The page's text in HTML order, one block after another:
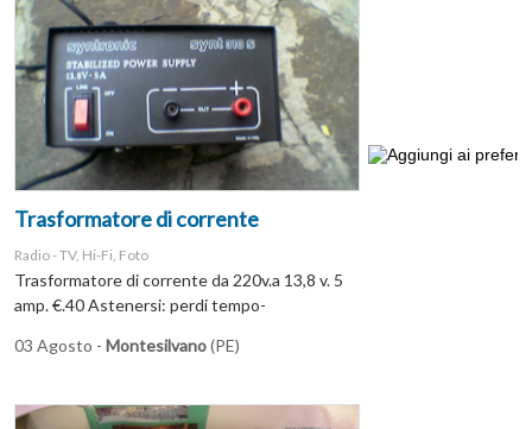
Trasformatore di corrente
Radio - TV, Hi-Fi, Foto
Trasformatore di corrente da 220v.a 13,8 v. 5
amp. €.40 Astenersi: perdi tempo-
03 Agosto - Montesilvano(PE)